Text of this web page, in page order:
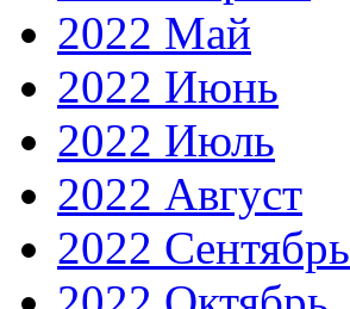
2022 Май
2022 Июнь
2022 Июль
2022 Август
2022 Сентябрь